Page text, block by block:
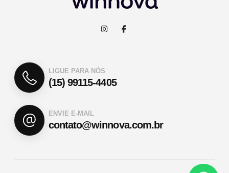
LIGUE PARA NÓS
(15) 99115-4405
ENVIE E-MAIL
contato@winnova.com.br